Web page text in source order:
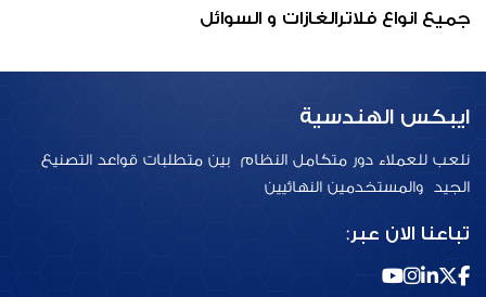
جميع انواع فلاترالغازات و السوائل
ايبكس الهندسية
نلعب للعملاء دور متكامل النظام بين متطلبات قواعد التصنيع
الجيد والمستخدمين النهائيين
تباعنا الان عبر: